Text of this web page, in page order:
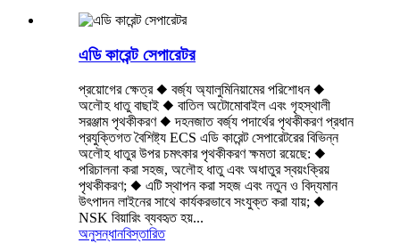
এডি কারেন্ট সেপারেটর
প্রয়োগের ক্ষেত্র ◆ বর্জ্য অ্যালুমিনিয়ামের পরিশোধন ◆
অলৌহ ধাতু বাছাই ◆ বাতিল অটোমোবাইল এবং গৃহস্থালী
সরঞ্জাম পৃথকীকরণ ◆ দহনজাত বর্জ্য পদার্থের পৃথকীকরণ প্রধান
প্রযুক্তিগত বৈশিষ্ট্য ECS এডি কারেন্ট সেপারেটরের বিভিন্ন
অলৌহ ধাতুর উপর চমৎকার পৃথকীকরণ ক্ষমতা রয়েছে: ◆
পরিচালনা করা সহজ, অলৌহ ধাতু এবং অধাতুর স্বয়ংক্রিয়
পৃথকীকরণ; ◆ এটি স্থাপন করা সহজ এবং নতুন ও বিদ্যমান
উৎপাদন লাইনের সাথে কার্যকরভাবে সংযুক্ত করা যায়; ◆
NSK বিয়ারিং ব্যবহৃত হয়...
অনুসন্ধানবিস্তারিত